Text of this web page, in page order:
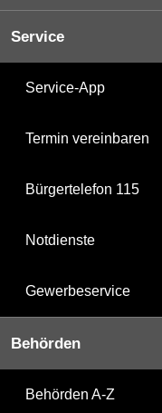
Service
Service-App
Termin vereinbaren
Bürgertelefon 115
Notdienste
Gewerbeservice
Behörden
Behörden A-Z